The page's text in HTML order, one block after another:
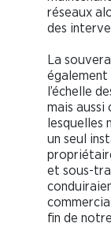
réseaux
des
La
également
l’échelle
mais
lesquelles
un seul
et sous-
fin de